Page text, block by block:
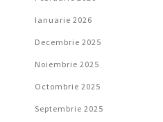
Ianuarie 2026
Decembrie 2025
Noiembrie 2025
Octombrie 2025
Septembrie 2025